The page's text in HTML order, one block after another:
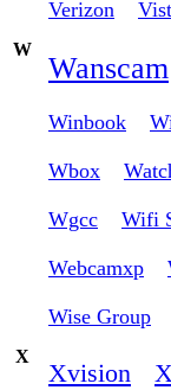
Verizon
W
Wanscam
Winbook
Wbox
Wgcc Wifi
Webcamxp
Wise Group
X
Xvision